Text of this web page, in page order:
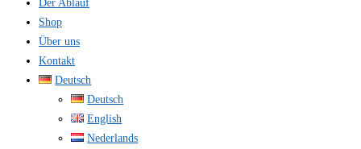
Der Ablauf
Shop
Über uns
Kontakt
Deutsch
Deutsch
English
Nederlands